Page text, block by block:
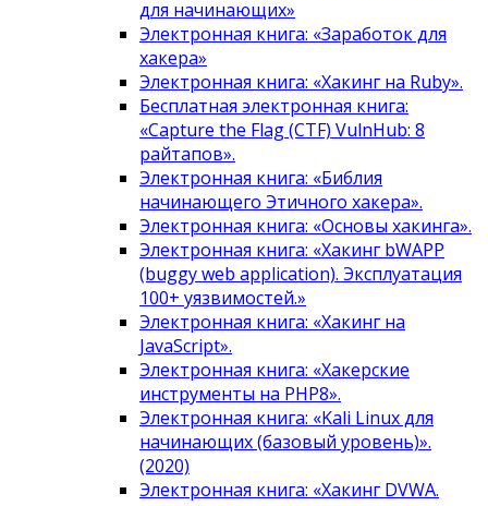
для начинающих»
Электронная книга: «Заработок для
хакера»
Электронная книга: «Хакинг на Ruby».
Бесплатная электронная книга:
«Capture the Flag (CTF) VulnHub: 8
райтапов».
Электронная книга: «Библия
начинающего Этичного хакера».
Электронная книга: «Основы хакинга».
Электронная книга: «Хакинг bWAPP
(buggy web application). Эксплуатация
100+ уязвимостей.»
Электронная книга: «Хакинг на
JavaScript».
Электронная книга: «Хакерские
инструменты на PHP8».
Электронная книга: «Kali Linux для
начинающих (базовый уровень)».
(2020)
Электронная книга: «Хакинг DVWA.